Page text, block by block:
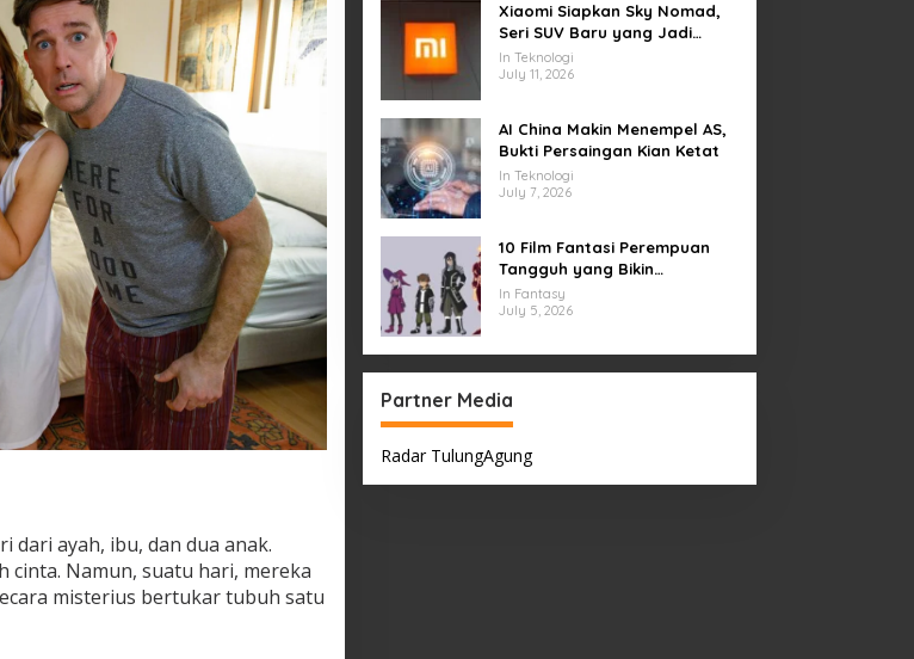
dari ayah, ibu, dan dua anak.
cinta. Namun, suatu hari, mereka
misterius bertukar tubuh satu
Xiaomi Siapkan Sky Nomad,
Seri SUV Baru yang Jadi
Sorotan Otomotif Dunia
In Teknologi
July 11, 2026
AI China Makin Menempel AS,
Bukti Persaingan Kian Ketat
In Teknologi
July 7, 2026
10 Film Fantasi Perempuan
Tangguh yang Bikin
Terinspirasi, Termasuk Damsel
In Fantasy
July 5, 2026
Partner Media
Radar TulungAgung